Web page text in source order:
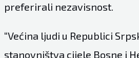
preferirali nezavisnost.
“Većina ljudi u Republici
stanovništva cijele Bosne i